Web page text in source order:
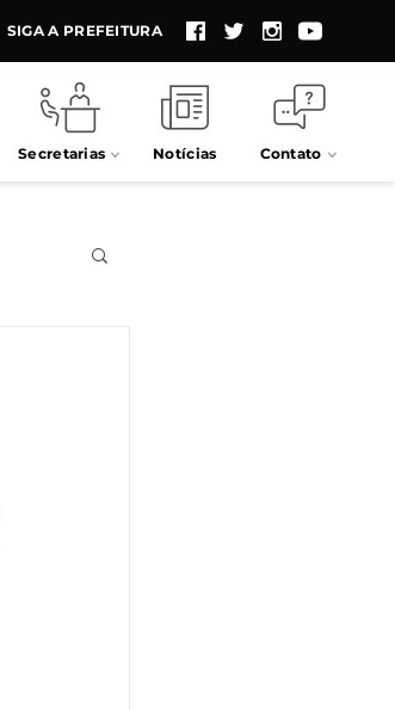
SIGA A PREFEITURA
Secretarias Notícias Contato